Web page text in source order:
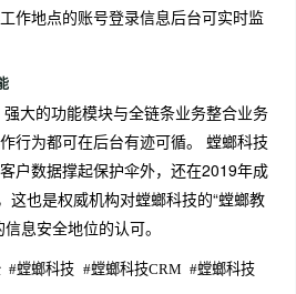
作地点的账号登录信息后台可实时监
大的功能模块与全链条业务整合业务
行为都可在后台有迹可循。 螳螂科技
户数据撑起保护伞外，还在2019年成
这也是权威机构对螳螂科技的“螳螂教
息安全地位的认可。
#螳螂科技 #螳螂科技CRM #螳螂科技